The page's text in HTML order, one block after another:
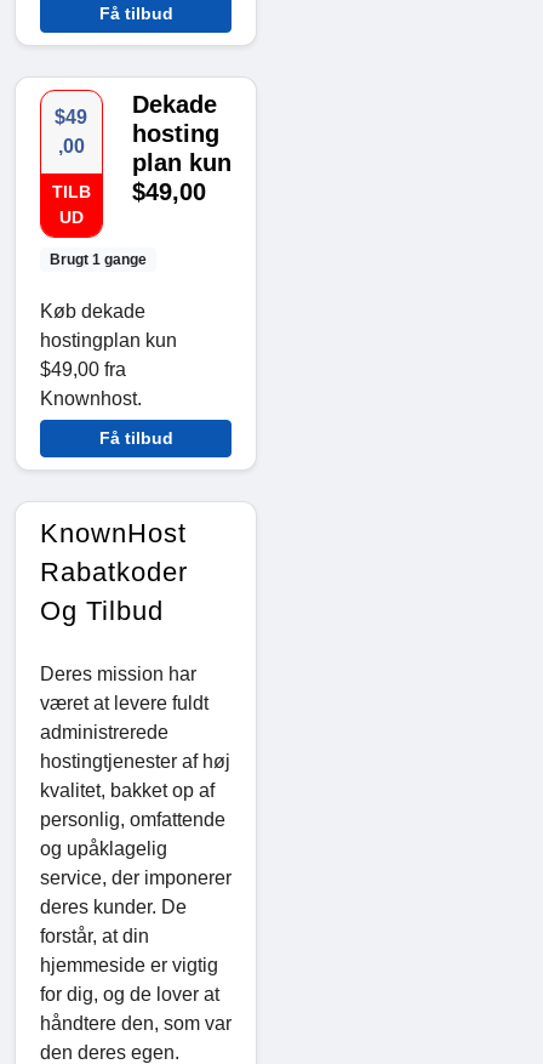
Få tilbud
$49
,00
TILB
UD
Brugt 1 gange
Dekade
hosting
plan kun
$49,00
Køb dekade
hostingplan kun
$49,00 fra
Knownhost.
Få tilbud
KnownHost
Rabatkoder
Og Tilbud
Deres mission har
været at levere fuldt
administrerede
hostingtjenester af høj
kvalitet, bakket op af
personlig, omfattende
og upåklagelig
service, der imponerer
deres kunder. De
forstår, at din
hjemmeside er vigtig
for dig, og de lover at
håndtere den, som var
den deres egen.